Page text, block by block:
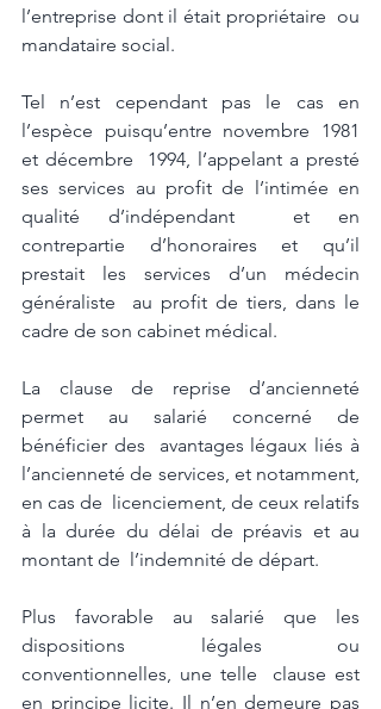
l’entreprise dont il était propriétaire  ou
mandataire social.
Tel n’est cependant pas le cas en
l’espèce puisqu’entre novembre 1981
et décembre  1994, l’appelant a presté
ses services au profit de l’intimée en
qualité d’indépendant  et en
contrepartie d’honoraires et qu’il
prestait les services d’un médecin
généraliste  au profit de tiers, dans le
cadre de son cabinet médical.
La clause de reprise d’ancienneté
permet au salarié concerné de
bénéficier des  avantages légaux liés à
l’ancienneté de services, et notamment,
en cas de  licenciement, de ceux relatifs
à la durée du délai de préavis et au
montant de  l’indemnité de départ.
Plus favorable au salarié que les
dispositions légales ou
conventionnelles, une telle  clause est
en principe licite. Il n’en demeure pas